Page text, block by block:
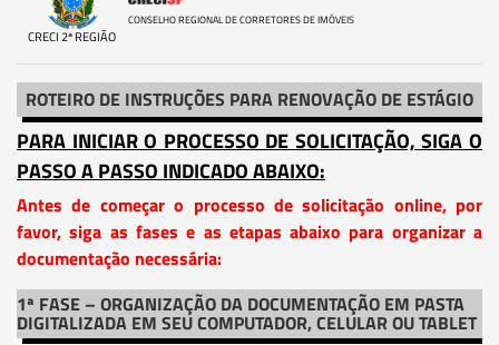
CRECI 2ª REGIÃO
CONSELHO REGIONAL DE CORRETORES DE IMÓVEIS
ROTEIRO DE INSTRUÇÕES PARA RENOVAÇÃO DE ESTÁGIO
PARA INICIAR O PROCESSO DE SOLICITAÇÃO, SIGA O
PASSO A PASSO INDICADO ABAIXO:
Antes de começar o processo de solicitação online, por
favor, siga as fases e as etapas abaixo para organizar a
documentação necessária:
1ª FASE – ORGANIZAÇÃO DA DOCUMENTAÇÃO EM PASTA
DIGITALIZADA EM SEU COMPUTADOR, CELULAR OU TABLET